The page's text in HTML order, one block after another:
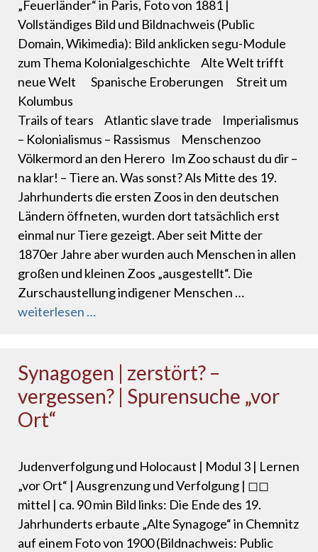
„Feuerländer“ in Paris, Foto von 1881 |
Vollständiges Bild und Bildnachweis (Public
Domain, Wikimedia): Bild anklicken segu-Module
zum Thema Kolonialgeschichte Alte Welt trifft
neue Welt Spanische Eroberungen Streit um
Kolumbus
Trails of tears Atlantic slave trade Imperialismus
– Kolonialismus – Rassismus Menschenzoo
Völkermord an den Herero Im Zoo schaust du dir –
na klar! – Tiere an. Was sonst? Als Mitte des 19.
Jahrhunderts die ersten Zoos in den deutschen
Ländern öffneten, wurden dort tatsächlich erst
einmal nur Tiere gezeigt. Aber seit Mitte der
1870er Jahre aber wurden auch Menschen in allen
großen und kleinen Zoos „ausgestellt“. Die
Zurschaustellung indigener Menschen …
weiterlesen …
Synagogen | zerstört? –
vergessen? | Spurensuche „vor
Ort“
Judenverfolgung und Holocaust | Modul 3 | Lernen
„vor Ort“ | Ausgrenzung und Verfolgung | ◻◻
mittel | ca. 90 min Bild links: Die Ende des 19.
Jahrhunderts erbaute „Alte Synagoge“ in Chemnitz
auf einem Foto von 1900 (Bildnachweis: Public